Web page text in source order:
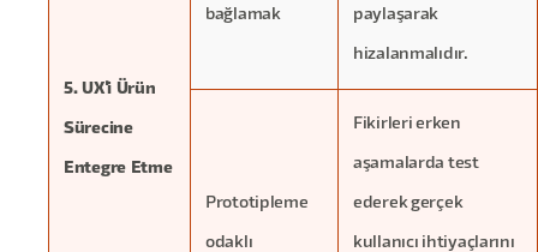
5. UX'i Ürün
Sürecine
Entegre Etme
bağlamak paylaşarak
hizalanmalıdır.
Prototipleme
odaklı
Fikirleri erken
aşamalarda test
ederek gerçek
kullanıcı ihtiyaçlarını